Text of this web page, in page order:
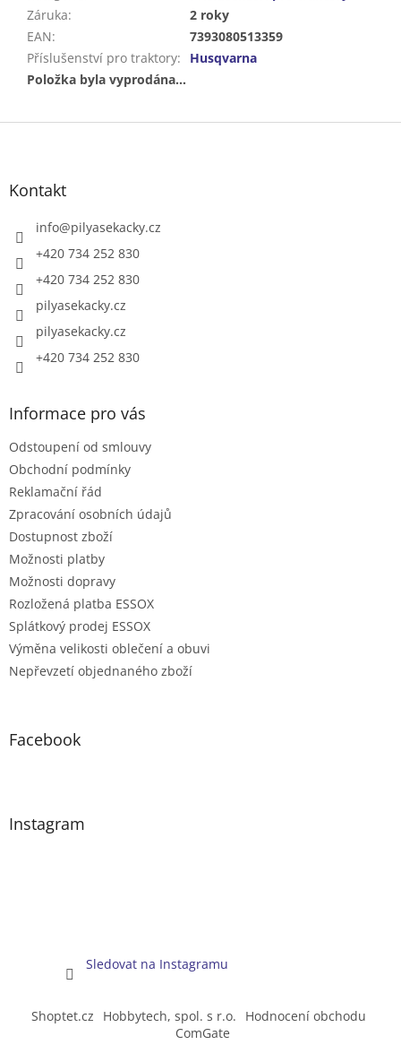
Záruka:
2 roky
EAN:
7393080513359
Příslušenství pro traktory:
Husqvarna
Položka byla vyprodána…
Z
Kontakt
info@pilyasekacky.cz
+420 734 252 830
+420 734 252 830
pilyasekacky.cz
pilyasekacky.cz
+420 734 252 830
Informace pro vás
Odstoupení od smlouvy
Obchodní podmínky
Reklamační řád
Zpracování osobních údajů
Dostupnost zboží
Možnosti platby
Možnosti dopravy
Rozložená platba ESSOX
Splátkový prodej ESSOX
Výměna velikosti oblečení a obuvi
Nepřevzetí objednaného zboží
Facebook
Instagram
Sledovat na Instagramu
Shoptet.cz Hobbytech, spol. s r.o.
Hodnocení obchodu
ComGate